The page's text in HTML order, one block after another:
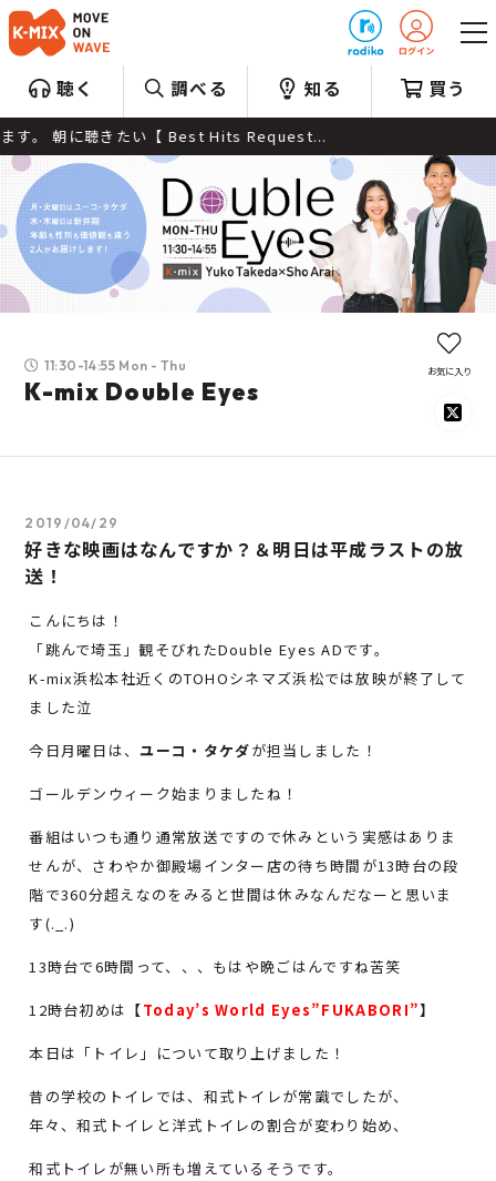
聴く 調べる 知る 買う
に聴きたい【 Best Hits Request...
11:30-14:55 Mon - Thu
K-mix Double Eyes
お気に入り
2019/04/29
好きな映画はなんですか？＆明日は平成ラストの放
送！
こんにちは！
「跳んで埼玉」観そびれたDouble Eyes ADです。
K-mix浜松本社近くのTOHOシネマズ浜松では放映が終了して
ました泣
今日月曜日は、 ユーコ・タケダが担当しました！
ゴールデンウィーク始まりましたね！
番組はいつも通り通常放送ですので休みという実感はありま
せんが、さわやか御殿場インター店の待ち時間が13時台の段
階で360分超えなのをみると世間は休みなんだなーと思いま
す(._.)
13時台で6時間って、、、もはや晩ごはんですね苦笑
12時台初めは 【Today’s World Eyes”FUKABORI”】
本日は「トイレ」について取り上げました！
昔の学校のトイレでは、和式トイレが常識でしたが、
年々、和式トイレと洋式トイレの割合が変わり始め、
和式トイレが無い所も増えているそうです。